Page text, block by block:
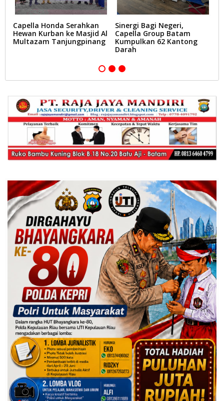
Capella Honda Serahkan
Hewan Kurban ke Masjid Al
Multazam Tanjungpinang
Sinergi Bagi Negeri,
Capella Group Batam
Kumpulkan 62 Kantong
Darah